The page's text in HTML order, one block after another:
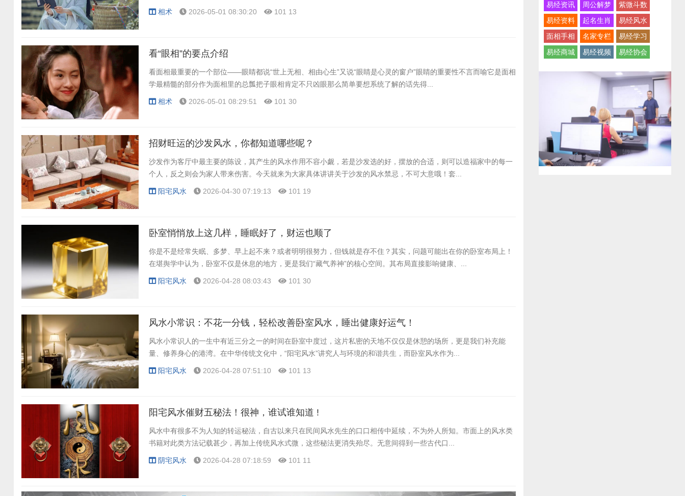
相术 2026-05-01 08:30:20 101 13
看“眼相”的要点介绍
看面相最重要的一个部位——眼睛都说“世上无相、相由心生”又说“眼睛是心灵的窗户”眼睛的重要性不言而喻它是面相
学最精髓的部分作为面相里的总瓢把子眼相肯定不只凶眼那么简单要想系统了解的话先得...
相术 2026-05-01 08:29:51 101 30
招财旺运的沙发风水，你都知道哪些呢？
沙发作为客厅中最主要的陈设，其产生的风水作用不容小觑，若是沙发选的好，摆放的合适，则可以造福家中的每一
个人，反之则会为家人带来伤害。今天就来为大家具体讲讲关于沙发的风水禁忌，不可大意哦！套...
阳宅风水 2026-04-30 07:19:13 101 19
卧室悄悄放上这几样，睡眠好了，财运也顺了
你是不是经常失眠、多梦、早上起不来？或者明明很努力，但钱就是存不住？其实，问题可能出在你的卧室布局上！
在堪舆学中认为，卧室不仅是休息的地方，更是我们“藏气养神”的核心空间。其布局直接影响健康、...
阳宅风水 2026-04-28 08:03:43 101 30
风水小常识：不花一分钱，轻松改善卧室风水，睡出健康好运气！
风水小常识人的一生中有近三分之一的时间在卧室中度过，这片私密的天地不仅仅是休憩的场所，更是我们补充能
量、修养身心的港湾。在中华传统文化中，“阳宅风水”讲究人与环境的和谐共生，而卧室风水作为...
阳宅风水 2026-04-28 07:51:10 101 13
阳宅风水催财五秘法！很神，谁试谁知道 !
风水中有很多不为人知的转运秘法，自古以来只在民间风水先生的口口相传中延续，不为外人所知。市面上的风水类
书籍对此类方法记载甚少，再加上传统风水式微，这些秘法更消失殆尽。无意间得到一些古代口...
阴宅风水 2026-04-28 07:18:59 101 11
易经资讯 周公解梦
紫微斗数
易经资料
起名生肖
易经风水
面相手相
名家专栏
易经学习
易经商城
易经视频 易经协会